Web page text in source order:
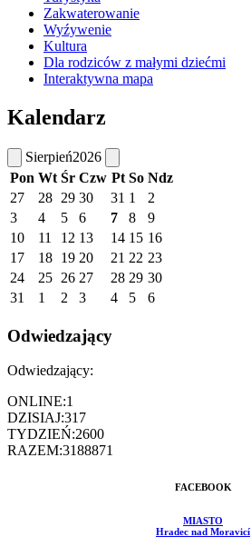
Zakwaterowanie
Wyźywenie
Kultura
Dla rodziców z małymi dziećmi
Interaktywna mapa
Kalendarz
Sierpień2026
Pon Wt Śr Czw Pt So Ndz
27
28 29 30 31 1
2
3
4 5 6 7 8
9
10
11 12 13 14 15 16
17
18 19 20 21 22 23
24
25 26 27 28 29 30
31
1 2 3 4 5 6
Odwiedzający
Odwiedzający:
ONLINE:1
DZISIAJ:317
TYDZIEŃ:2600
RAZEM:3188871
FACEBOOK
MIASTO
Hradec nad Moravicí